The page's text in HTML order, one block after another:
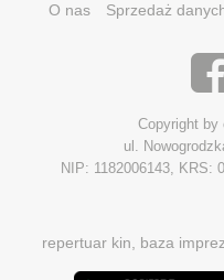
O nas Sprzedaż
Copyright by
ul.
NIP: 1182006143, KRS:
repertuar kin, baza